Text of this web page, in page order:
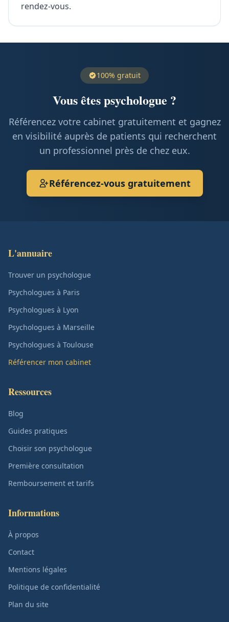
rendez-vous.
100% gratuit
Vous êtes psychologue ?
Référencez votre cabinet gratuitement et gagnez
en visibilité auprès de patients qui recherchent
un professionnel près de chez eux.
Référencez-vous gratuitement
L'annuaire
Trouver un psychologue
Psychologues à Paris
Psychologues à Lyon
Psychologues à Marseille
Psychologues à Toulouse
Référencer mon cabinet
Ressources
Blog
Guides pratiques
Choisir son psychologue
Première consultation
Remboursement et tarifs
Informations
À propos
Contact
Mentions légales
Politique de confidentialité
Plan du site